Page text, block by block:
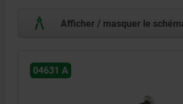
Afficher / masquer le
04631 A